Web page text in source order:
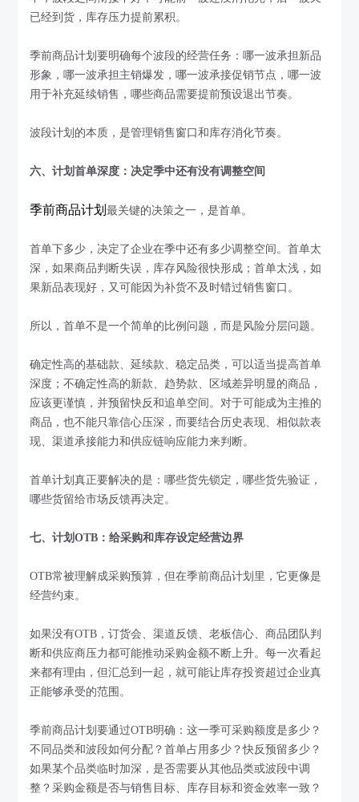
已经到货，库存压力提前累积。
季前商品计划要明确每个波段的经营任务：哪一波承担新品
形象，哪一波承担主销爆发，哪一波承接促销节点，哪一波
用于补充延续销售，哪些商品需要提前预设退出节奏。
波段计划的本质，是管理销售窗口和库存消化节奏。
六、计划首单深度：决定季中还有没有调整空间
季前商品计划最关键的决策之一，是首单。
首单下多少，决定了企业在季中还有多少调整空间。首单太
深，如果商品判断失误，库存风险很快形成；首单太浅，如
果新品表现好，又可能因为补货不及时错过销售窗口。
所以，首单不是一个简单的比例问题，而是风险分层问题。
确定性高的基础款、延续款、稳定品类，可以适当提高首单
深度；不确定性高的新款、趋势款、区域差异明显的商品，
应该更谨慎，并预留快反和追单空间。对于可能成为主推的
商品，也不能只靠信心压深，而要结合历史表现、相似款表
现、渠道承接能力和供应链响应能力来判断。
首单计划真正要解决的是：哪些货先锁定，哪些货先验证，
哪些货留给市场反馈再决定。
七、计划OTB：给采购和库存设定经营边界
OTB常被理解成采购预算，但在季前商品计划里，它更像是
经营约束。
如果没有OTB，订货会、渠道反馈、老板信心、商品团队判
断和供应商压力都可能推动采购金额不断上升。每一次看起
来都有理由，但汇总到一起，就可能让库存投资超过企业真
正能够承受的范围。
季前商品计划要通过OTB明确：这一季可采购额度是多少？
不同品类和波段如何分配？首单占用多少？快反预留多少？
如果某个品类临时加深，是否需要从其他品类或波段中调
整？采购金额是否与销售目标、库存目标和资金效率一致？